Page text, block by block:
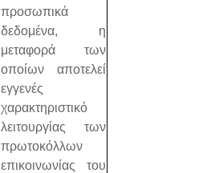
προσωπικά
δεδομένα, η
μεταφορά των
οποίων αποτελεί
εγγενές
χαρακτηριστικό
λειτουργίας των
πρωτοκόλλων
επικοινωνίας του